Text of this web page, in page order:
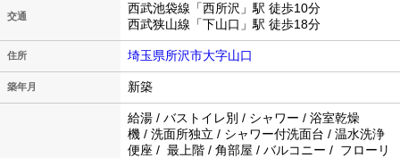
交通
西武池袋線「西所沢」駅 徒歩10分
西武狭山線「下山口」駅 徒歩18分
住所 埼玉県所沢市大字山口
築年月 新築
給湯 / バストイレ別 / シャワー / 浴室乾燥
機 / 洗面所独立 / シャワー付洗面台 / 温水洗浄
便座 / 最上階 / 角部屋 / バルコニー / フローリ